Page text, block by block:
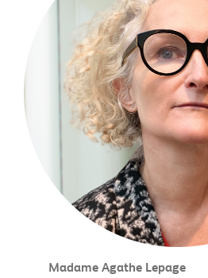
Madame Agathe Lepage